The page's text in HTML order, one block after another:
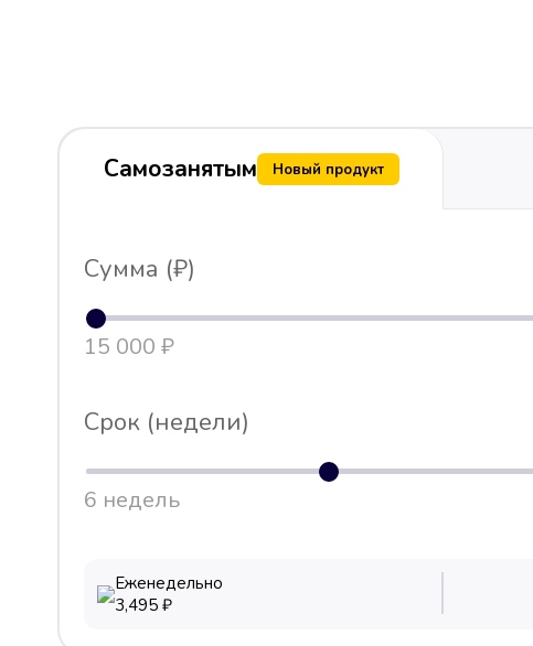
Самозанятым Новый продукт
Сумма (₽)
15 000 ₽
Срок (недели)
6 недель
Еженедельно
3,495 ₽